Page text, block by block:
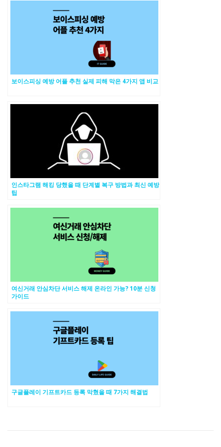
보이스피싱 예방 어플 추천 실제 피해 막은 4가지 앱 비교
인스타그램 해킹 당했을 때 단계별 복구 방법과 최신 예방
팁
여신거래 안심차단 서비스 해제 온라인 가능? 10분 신청
가이드
구글플레이 기프트카드 등록 막혔을 때 7가지 해결법